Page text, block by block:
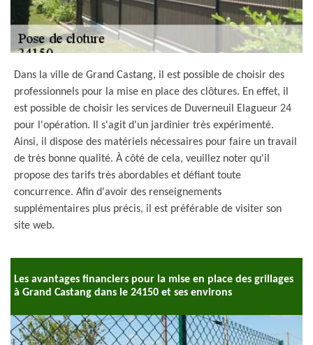
Dans la ville de Grand Castang, il est possible de choisir des
professionnels pour la mise en place des clôtures. En effet, il
est possible de choisir les services de Duverneuil Elagueur 24
pour l'opération. Il s'agit d'un jardinier très expérimenté.
Ainsi, il dispose des matériels nécessaires pour faire un travail
de très bonne qualité. À côté de cela, veuillez noter qu'il
propose des tarifs très abordables et défiant toute
concurrence. Afin d'avoir des renseignements
supplémentaires plus précis, il est préférable de visiter son
site web.
Les avantages financiers pour la mise en place des grillages
à Grand Castang dans le 24150 et ses environs